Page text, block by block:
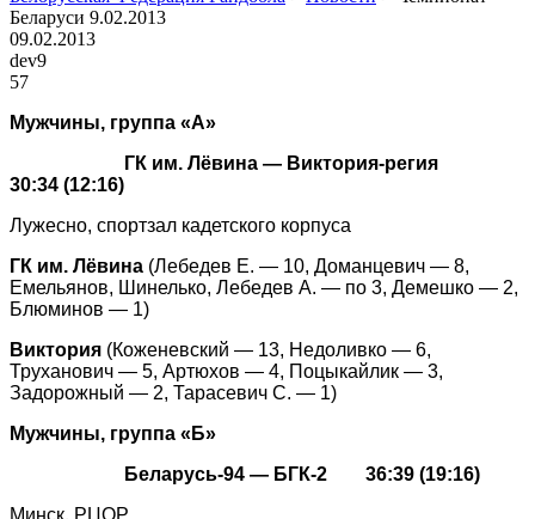
Беларуси 9.02.2013
09.02.2013
dev9
57
Мужчины, группа «А»
ГК им. Лёвина — Виктория-регия
30:34 (12:16)
Лужесно, спортзал кадетского корпуса
ГК им. Лёвина (Лебедев Е. — 10, Доманцевич — 8,
Емельянов, Шинелько, Лебедев А. — по 3, Демешко — 2,
Блюминов — 1)
Виктория (Коженевский — 13, Недоливко — 6,
Труханович — 5, Артюхов — 4, Поцыкайлик — 3,
Задорожный — 2, Тарасевич С. — 1)
Мужчины, группа «Б»
Беларусь-94 — БГК-2 36:39 (19:16)
Минск, РЦОР